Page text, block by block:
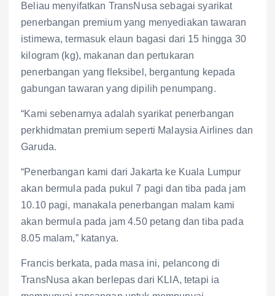
Beliau menyifatkan TransNusa sebagai syarikat
penerbangan premium yang menyediakan tawaran
istimewa, termasuk elaun bagasi dari 15 hingga 30
kilogram (kg), makanan dan pertukaran
penerbangan yang fleksibel, bergantung kepada
gabungan tawaran yang dipilih penumpang.
“Kami sebenarnya adalah syarikat penerbangan
perkhidmatan premium seperti Malaysia Airlines dan
Garuda.
“Penerbangan kami dari Jakarta ke Kuala Lumpur
akan bermula pada pukul 7 pagi dan tiba pada jam
10.10 pagi, manakala penerbangan malam kami
akan bermula pada jam 4.50 petang dan tiba pada
8.05 malam,” katanya.
Francis berkata, pada masa ini, pelancong di
TransNusa akan berlepas dari KLIA, tetapi ia